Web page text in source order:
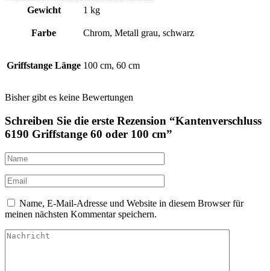
Gewicht 1 kg
Farbe Chrom, Metall grau, schwarz
Griffstange Länge 100 cm, 60 cm
Bisher gibt es keine Bewertungen
Schreiben Sie die erste Rezension “Kantenverschluss
6190 Griffstange 60 oder 100 cm”
Name, E-Mail-Adresse und Website in diesem Browser für
meinen nächsten Kommentar speichern.